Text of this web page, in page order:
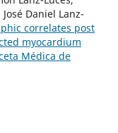
Daniel Lanz-
correlates post
myocardium
Médica de